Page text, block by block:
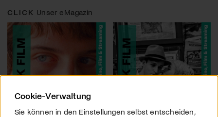
CLICK Unser eMagazin
Cookie-Verwaltung
Sie können in den Einstellungen selbst entscheiden,